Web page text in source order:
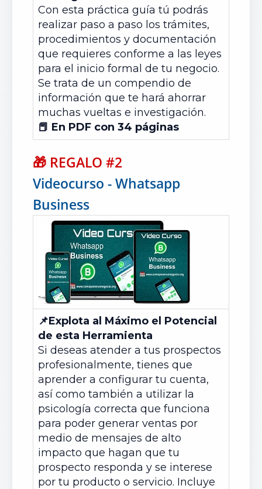
Con esta práctica guía tú podrás
realizar paso a paso los trámites,
procedimientos y documentación
que requieres conforme a las leyes
para el inicio formal de tu negocio.
Se trata de un compendio de
información que te hará ahorrar
muchas vueltas e investigación.
📕 En PDF con 34 páginas
🎁 REGALO #2
Videocurso - Whatsapp
Business
📌Explota al Máximo el Potencial
de esta Herramienta
Si deseas atender a tus prospectos
profesionalmente, tienes que
aprender a configurar tu cuenta,
así como también a utilizar la
psicología correcta que funciona
para poder generar ventas por
medio de mensajes de alto
impacto que hagan que tu
prospecto responda y se interese
por tu producto o servicio. Incluye